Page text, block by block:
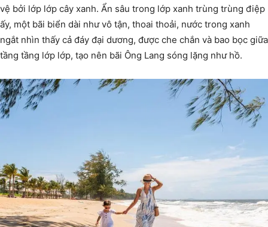
vệ bởi lớp lớp cây xanh. Ẩn sâu trong lớp xanh trùng trùng điệp
ấy, một bãi biển dài như vô tận, thoai thoải, nước trong xanh
ngắt nhìn thấy cả đáy đại dương, được che chắn và bao bọc giữa
tầng tầng lớp lớp, tạo nên bãi Ông Lang sóng lặng như hồ.